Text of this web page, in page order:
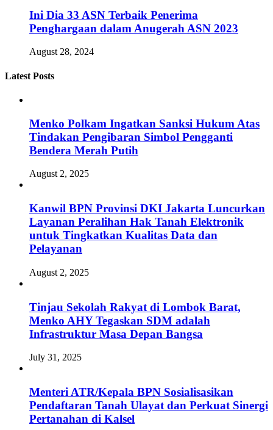
Ini Dia 33 ASN Terbaik Penerima
Penghargaan dalam Anugerah ASN 2023
August 28, 2024
Latest Posts
Menko Polkam Ingatkan Sanksi Hukum Atas
Tindakan Pengibaran Simbol Pengganti
Bendera Merah Putih
August 2, 2025
Kanwil BPN Provinsi DKI Jakarta Luncurkan
Layanan Peralihan Hak Tanah Elektronik
untuk Tingkatkan Kualitas Data dan
Pelayanan
August 2, 2025
Tinjau Sekolah Rakyat di Lombok Barat,
Menko AHY Tegaskan SDM adalah
Infrastruktur Masa Depan Bangsa
July 31, 2025
Menteri ATR/Kepala BPN Sosialisasikan
Pendaftaran Tanah Ulayat dan Perkuat Sinergi
Pertanahan di Kalsel